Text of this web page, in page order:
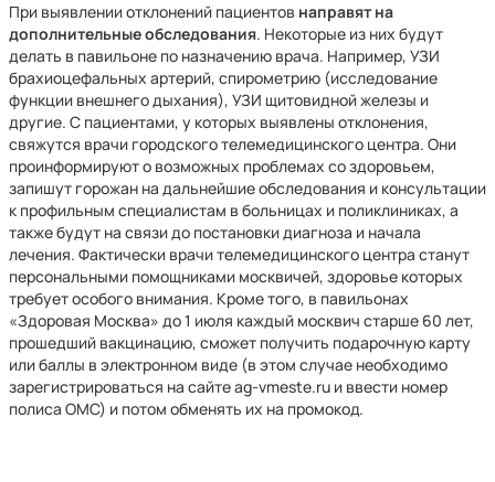
При выявлении отклонений пациентов направят на
дополнительные обследования. Некоторые из них будут
делать в павильоне по назначению врача. Например, УЗИ
брахиоцефальных артерий, спирометрию (исследование
функции внешнего дыхания), УЗИ щитовидной железы и
другие. С пациентами, у которых выявлены отклонения,
свяжутся врачи городского телемедицинского центра. Они
проинформируют о возможных проблемах со здоровьем,
запишут горожан на дальнейшие обследования и консультации
к профильным специалистам в больницах и поликлиниках, а
также будут на связи до постановки диагноза и начала
лечения. Фактически врачи телемедицинского центра станут
персональными помощниками москвичей, здоровье которых
требует особого внимания. Кроме того, в павильонах
«Здоровая Москва» до 1 июля каждый москвич старше 60 лет,
прошедший вакцинацию, сможет получить подарочную карту
или баллы в электронном виде (в этом случае необходимо
зарегистрироваться на сайте ag-vmeste.ru и ввести номер
полиса ОМС) и потом обменять их на промокод.